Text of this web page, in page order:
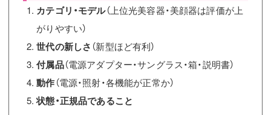
カテゴリ・モデル（上位光美容器・美顔器は評価が上
がりやすい）
世代の新しさ （新型ほど有利）
付属品（電源アダプター・サングラス・箱・説明書）
動作（電源・照射・各機能が正常か）
状態・正規品であること